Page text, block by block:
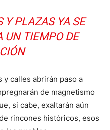
Y PLAZAS YA SE
UN TIEMPO DE
y calles abrirán paso a
de magnetismo
si cabe, exaltarán aún
rincones históricos, esos